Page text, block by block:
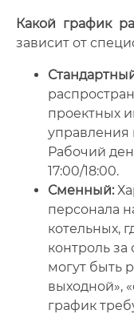
Какой график
зависит от
проектных
Рабочий
17:00/18:00.
Сменный:
персонала
котельных,
контроль
могут быть
выходной»,
график